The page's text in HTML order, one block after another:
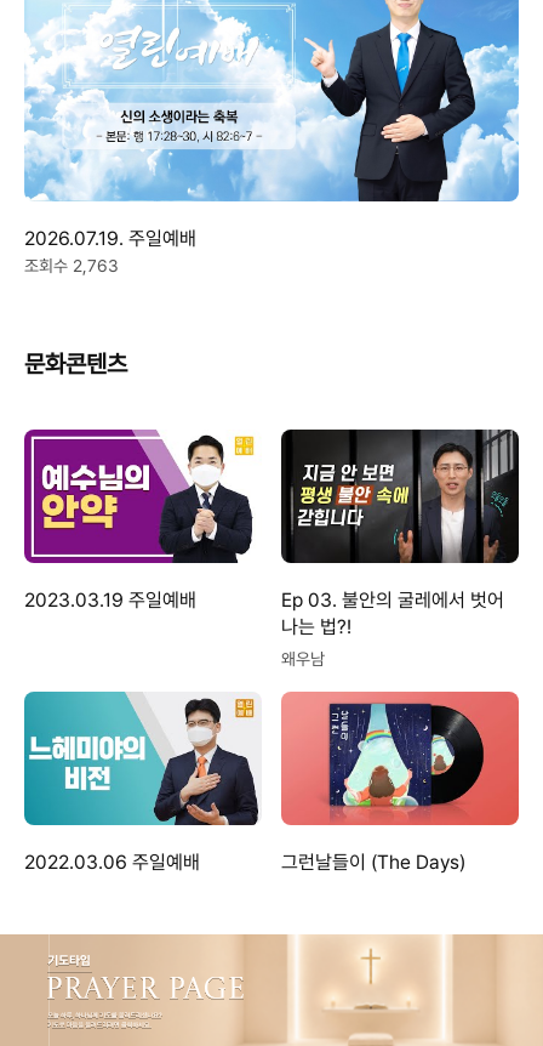
2026.07.19. 주일예배
조회수 2,763
문화콘텐츠
2023.03.19 주일예배
Ep 03. 불안의 굴레에서 벗어
나는 법?!
왜우남
2022.03.06 주일예배 그런날들이 (The Days)